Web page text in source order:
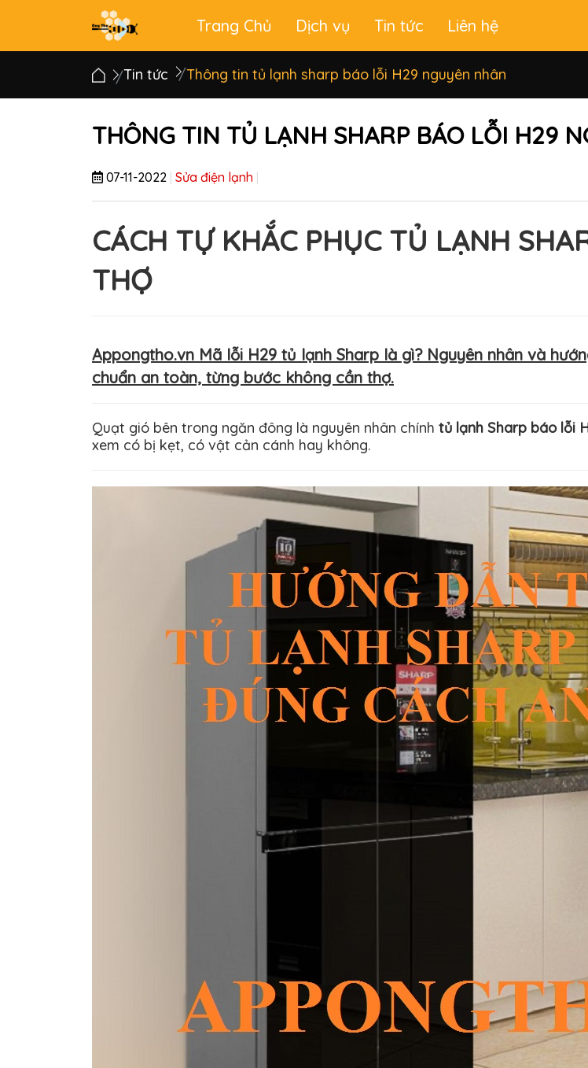
Main
menu
Trang Chủ Dịch vụ Tin tức Liên hệ
Tin tức Thông tin tủ lạnh sharp báo lỗi H29 nguyên nhân
THÔNG TIN TỦ LẠNH SHARP BÁO LỖI H29
07-11-2022 Sửa điện lạnh
CÁCH TỰ KHẮC PHỤC TỦ LẠNH
THỢ
Appongtho.vn Mã lỗi H29 tủ lạnh Sharp là gì? Nguyên nhân và
chuẩn an toàn, từng bước không cần thợ.
Quạt gió bên trong ngăn đông là nguyên nhân chính tủ lạnh Sharp báo lỗi
xem có bị kẹt, có vật cản cánh hay không.